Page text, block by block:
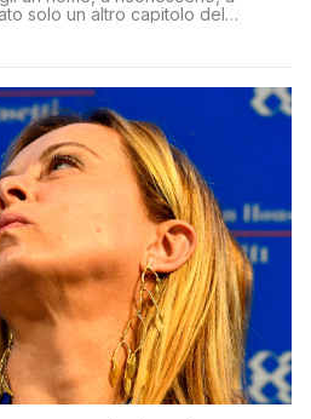
solo un altro capitolo del